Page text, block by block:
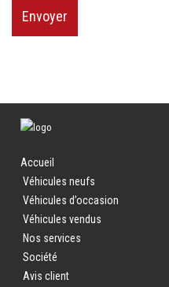
Accueil
Véhicules neufs
Véhicules d’occasion
Véhicules vendus
Nos services
Société
Avis client